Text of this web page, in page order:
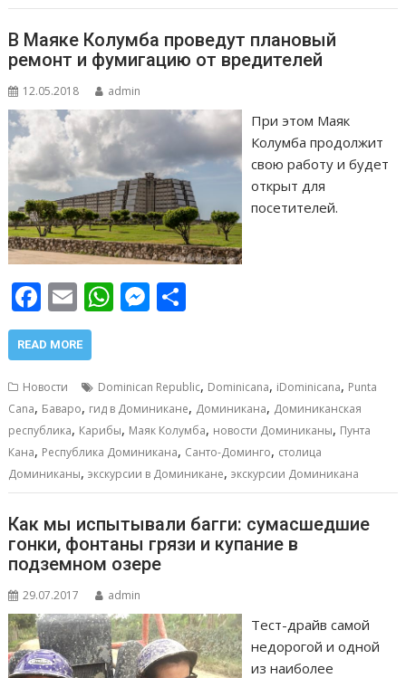
В Маяке Колумба проведут плановый
ремонт и фумигацию от вредителей
12.05.2018 admin
При этом Маяк
Колумба продолжит
свою работу и будет
открыт для
посетителей.
F
ac
e
b
o
o
k
E
m
ai
l
W
s
A
p
p
M
e
n
g
er
р
а
в
и
т
ь
READ MORE
Новости Dominican Republic, Dominicana, iDominicana, Punta
Cana, Баваро, гид в Доминикане, Доминикана, Доминиканская
республика, Карибы, Маяк Колумба, новости Доминиканы, Пунта
Кана, Республика Доминикана, Санто-Доминго, столица
Доминиканы,экскурсии в Доминикане,экскурсии Доминикана
Как мы испытывали багги: сумасшедшие
гонки, фонтаны грязи и купание в
подземном озере
29.07.2017 admin
Тест-драйв самой
недорогой и одной
из наиболее